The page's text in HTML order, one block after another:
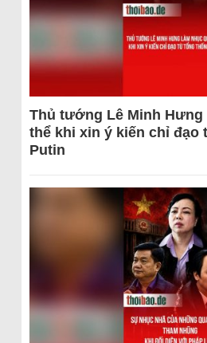
Thủ tướng Lê Minh Hưng
thể khi xin ý kiến chỉ đạo
Putin